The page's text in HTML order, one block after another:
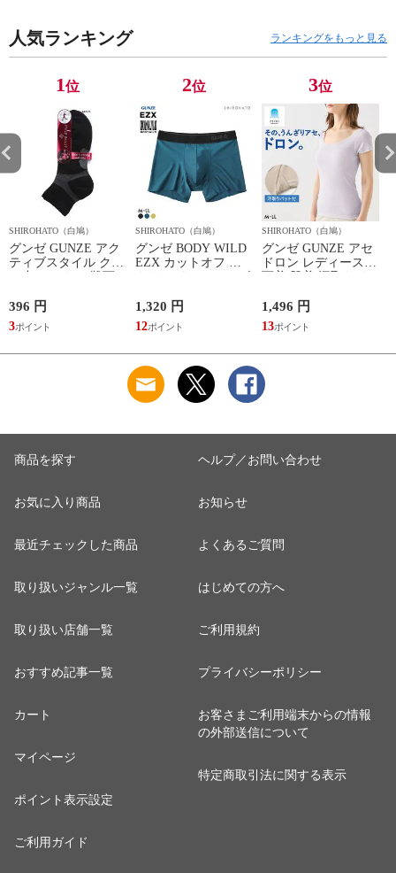
人気ランキング ランキングをもっと見る
1位
SHIROHATO（白鳩）
グンゼ GUNZE アク
ティブスタイル クル
ソックス
396 円
3
2位
SHIROHATO（白鳩）
グンゼ BODY WILD
EZX カットオフ ボ
GUNZE ボディワイ
ルド イージーエック
ス
1,320 円
12
3位
SHIROHATO（白鳩）
グンゼ GUNZE アセ
ドロン レディース
ーシャツ 吸汗速乾
1,496 円
13
商品を探す
お気に入り商品
最近チェックした商品
取り扱いジャンル一覧
取り扱い店舗一覧
おすすめ記事一覧
カート
マイページ
ポイント表示設定
ご利用ガイド
ヘルプ／お問い合わせ
お知らせ
よくあるご質問
はじめての方へ
ご利用規約
プライバシーポリシー
お客さまご利用端末からの情報
の外部送信について
特定商取引法に関する表示